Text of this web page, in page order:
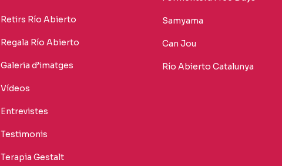
Retirs Río Abierto
Regala Río Abierto
Galeria d’imatges
Vídeos
Entrevistes
Testimonis
Terapia Gestalt
Samyama
Can Jou
Río Abierto Catalunya